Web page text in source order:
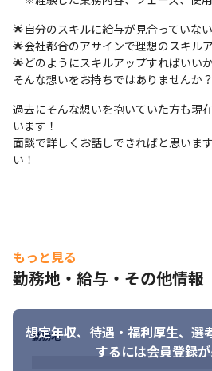
エンジニアのキャリアは、目先の単価
のではありません！
技術や経験がどのように積み上がって
うえで、
一人ひとりに合ったキャリアステップ
過大に期待することも、過小に評価す
いまの実力と、これから伸ばすべき力に
長期的な成長を見据えて向き合うこと
野に入れて業務に取り組んでいます！」
🌟プロジェクト例
・ECサイトの開発
・機械学習を用いた開発
・業務系システムの開発
🌟自分のスキルに給与が見合っていな
🌟会社都合のアサインで理想のスキル
🌟どのようにスキルアップすればいい
そんな想いをお持ちではありませんか？
過去にそんな想いを抱いていた方も現
います！
面談で詳しくお話しできればと思いま
い！
もっと見る
勤務地・給与・その他情報
想定年収、待遇・福利厚生、 選
するには会員登録
勤務地